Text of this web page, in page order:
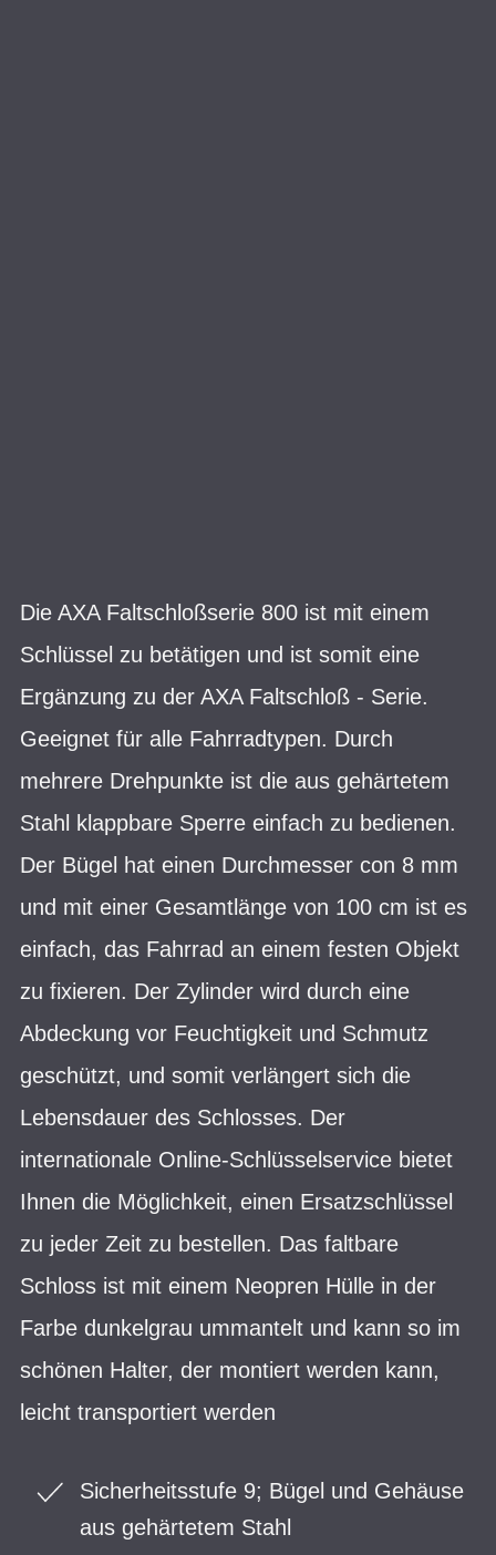
Die AXA Faltschloßserie 800 ist mit einem
Schlüssel zu betätigen und ist somit eine
Ergänzung zu der AXA Faltschloß - Serie.
Geeignet für alle Fahrradtypen. Durch
mehrere Drehpunkte ist die aus gehärtetem
Stahl klappbare Sperre einfach zu bedienen.
Der Bügel hat einen Durchmesser con 8 mm
und mit einer Gesamtlänge von 100 cm ist es
einfach, das Fahrrad an einem festen Objekt
zu fixieren. Der Zylinder wird durch eine
Abdeckung vor Feuchtigkeit und Schmutz
geschützt, und somit verlängert sich die
Lebensdauer des Schlosses. Der
internationale Online-Schlüsselservice bietet
Ihnen die Möglichkeit, einen Ersatzschlüssel
zu jeder Zeit zu bestellen. Das faltbare
Schloss ist mit einem Neopren Hülle in der
Farbe dunkelgrau ummantelt und kann so im
schönen Halter, der montiert werden kann,
leicht transportiert werden
Sicherheitsstufe 9; Bügel und Gehäuse
aus gehärtetem Stahl